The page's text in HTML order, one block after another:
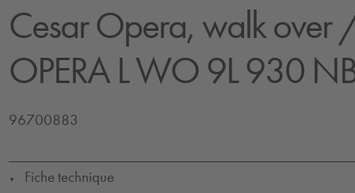
Cesar Opera, walk over/
OPERA L WO 9L 930
96700883
▼
Fiche technique